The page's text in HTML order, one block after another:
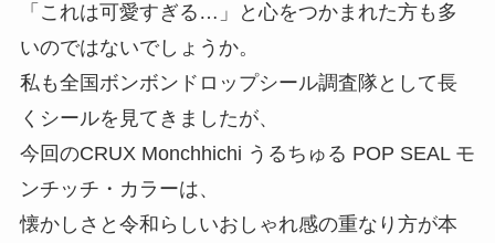
「これは可愛すぎる…」と心をつかまれた方も多
いのではないでしょうか。
私も全国ボンボンドロップシール調査隊として長
くシールを見てきましたが、
今回のCRUX Monchhichi うるちゅる POP SEAL モ
ンチッチ・カラーは、
懐かしさと令和らしいおしゃれ感の重なり方が本